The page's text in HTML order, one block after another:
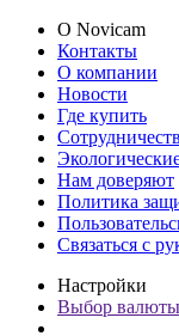
О Novicam
Контакты
О компании
Новости
Где купить
Нам доверяют
Политика
Связаться с
Настройки
Выбор валюты